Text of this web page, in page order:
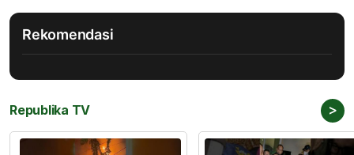
Rekomendasi
Republika TV >